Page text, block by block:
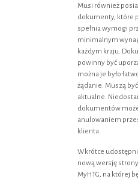
Musi również
dokumenty, które
spełnia wymogi
minimalnym
każdym kraju.
powinny być
można je było
żądanie. Muszą
aktualne.
dokumentów
anulowaniem
klienta.
Wkrótce
nową wersję
MyHTG, na której